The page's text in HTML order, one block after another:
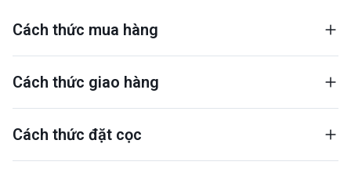
Cách thức mua hàng
Cách thức giao hàng
Cách thức đặt cọc